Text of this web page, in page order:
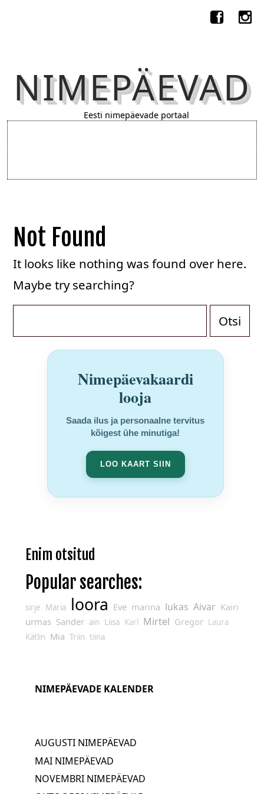
NIMEPÄEVAD
Eesti nimepäevade portaal
Not Found
It looks like nothing was found over here.
Maybe try searching?
Nimepäevakaardi
looja
Saada ilus ja personaalne tervitus
kõigest ühe minutiga!
LOO KAART SIIN
Enim otsitud
Popular searches:
sirje Maria loora Eve marina lukas Aivar Kairi
urmas Sander ain Liisa Karl Mirtel Gregor Laura
Kätlin Mia Triin tiina
NIMEPÄEVADE KALENDER
AUGUSTI NIMEPÄEVAD
MAI NIMEPÄEVAD
NOVEMBRI NIMEPÄEVAD